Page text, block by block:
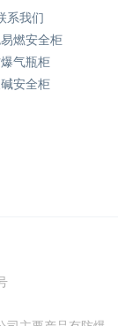
系我们
燃安全柜
气瓶柜
安全柜